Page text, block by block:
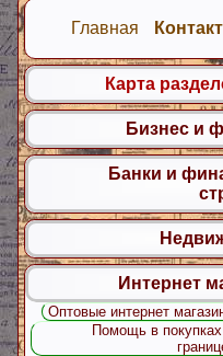
Главная
Карта
Бизнес и
Банки и
Интернет
Оптовые интернет
Помощь в